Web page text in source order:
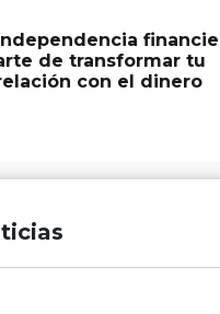
de transformar tu
con el dinero